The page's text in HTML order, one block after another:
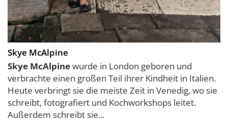
Skye McAlpine
Skye McAlpinewurde in London geboren und
verbrachte einen großen Teil ihrer Kindheit in Italien.
Heute verbringt sie die meiste Zeit in Venedig, wo sie
schreibt, fotografiert und Kochworkshops leitet.
Außerdem schreibt sie...